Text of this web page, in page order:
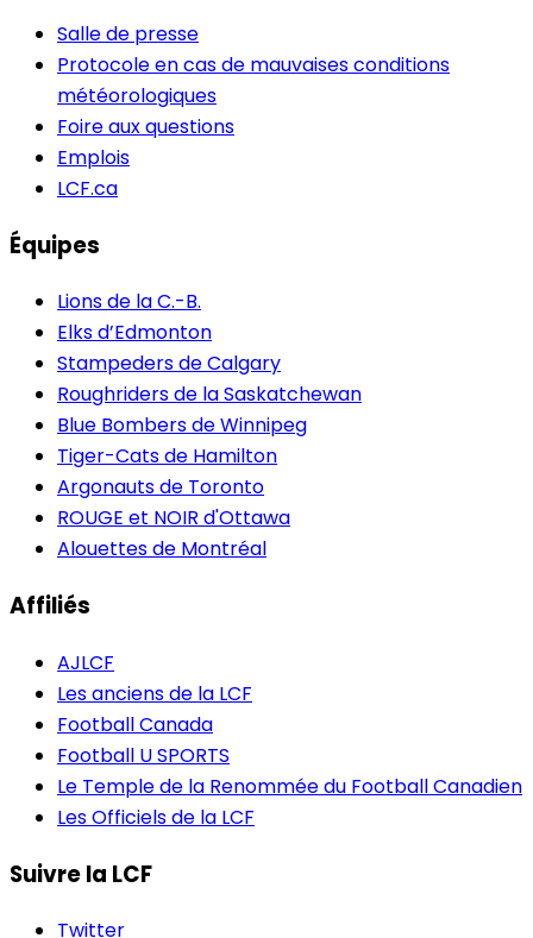
Salle de presse
Protocole en cas de mauvaises conditions
météorologiques
Foire aux questions
Emplois
LCF.ca
Équipes
Lions de la C.-B.
Elks d’Edmonton
Stampeders de Calgary
Roughriders de la Saskatchewan
Blue Bombers de Winnipeg
Tiger-Cats de Hamilton
Argonauts de Toronto
ROUGE et NOIR d'Ottawa
Alouettes de Montréal
Affiliés
AJLCF
Les anciens de la LCF
Football Canada
Football U SPORTS
Le Temple de la Renommée du Football Canadien
Les Officiels de la LCF
Suivre la LCF